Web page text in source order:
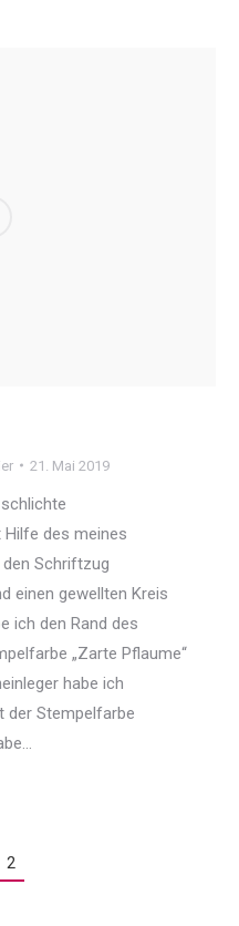
21. Mai 2019
des meines
Schriftzug
einen gewellten Kreis
ich den Rand des
„Zarte Pflaume“
habe ich
der Stempelfarbe
2